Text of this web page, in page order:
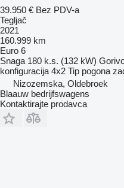
39.950 € Bez PDV-a
Tegljač
2021
160.999 km
Euro 6
Snaga 180 k.s. (132 kW)
konfiguracija 4x2 Tip pogona
Nizozemska, Oldebroek
Blaauw bedrijfswagens
Kontaktirajte prodavca